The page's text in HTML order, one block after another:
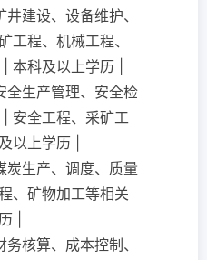
建设、设备维护、
工程、机械工程、
本科及以上学历 |
全生产管理、安全检
安全工程、采矿工
以上学历 |
炭生产、调度、质量
、矿物加工等相关
|
核算、成本控制、